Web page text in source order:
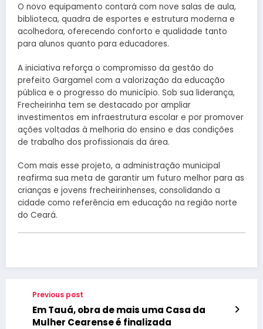
O novo equipamento contará com nove salas de aula,
biblioteca, quadra de esportes e estrutura moderna e
acolhedora, oferecendo conforto e qualidade tanto
para alunos quanto para educadores.
A iniciativa reforça o compromisso da gestão do
prefeito Gargamel com a valorização da educação
pública e o progresso do município. Sob sua liderança,
Frecheirinha tem se destacado por ampliar
investimentos em infraestrutura escolar e por promover
ações voltadas à melhoria do ensino e das condições
de trabalho dos profissionais da área.
Com mais esse projeto, a administração municipal
reafirma sua meta de garantir um futuro melhor para as
crianças e jovens frecheirinhenses, consolidando a
cidade como referência em educação na região norte
do Ceará.
Previous post
Em Tauá, obra de mais uma Casa da
Mulher Cearense é finalizada